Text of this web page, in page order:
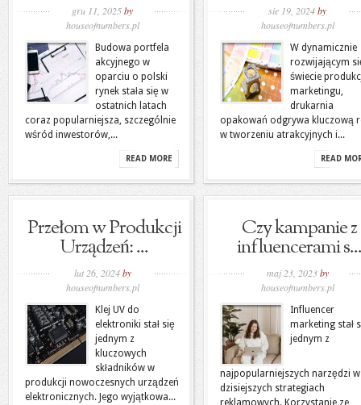
gru 11, 2025by
houseofnumbers.pl
Budowa portfela
akcyjnego w
oparciu o polski
rynek stała się w
ostatnich latach
coraz popularniejsza, szczególnie
wśród inwestorów,...
READ MORE
sie 19, 2024by
houseofnumbers.pl
W dynamicznie
rozwijającym
świecie
marketingu,
drukarnia
opakowań odgrywa kluczową
w tworzeniu atrakcyjnych i...
READ
Przełom w Produkcji
Urządzeń: ...
lut 26, 2024by
houseofnumbers.pl
Klej UV do
elektroniki stał się
jednym z
kluczowych
składników w
produkcji nowoczesnych urządzeń
elektronicznych. Jego wyjątkowa...
Czy kampanie z
influencerami s...
maj 23, 2023by
houseofnumbers.pl
Influencer
marketing stał
jednym z
najpopularniejszych narzędzi w
dzisiejszych strategiach
reklamowych. Korzystanie ze